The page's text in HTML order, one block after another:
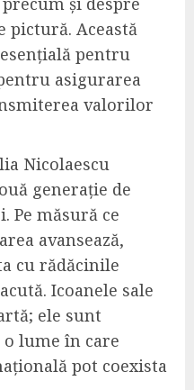
Această
pentru
asigurarea
valorilor
Nicolaescu
generație de
măsură ce
avansează,
cu rădăcinile
Icoanele sale
ele sunt
lume în care
pot coexista